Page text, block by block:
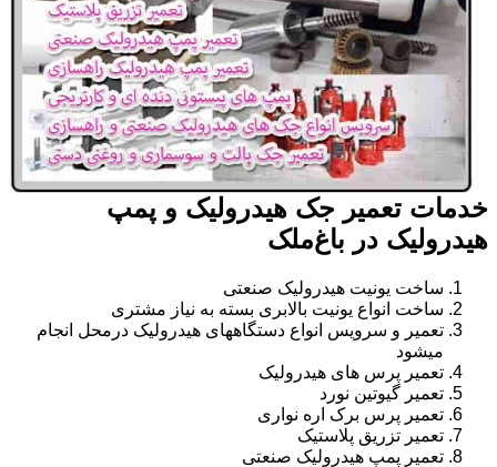
خدمات تعمیر جک هیدرولیک و پمپ
هیدرولیک در باغ‌ملک
ساخت یونیت هیدرولیک صنعتی
ساخت انواع یونیت بالابری بسته به نیاز مشتری
تعمیر و سرویس انواع دستگاههای هیدرولیک درمحل انجام
میشود
تعمیر پرس های هیدرولیک
تعمیر گیوتین نورد
تعمیر پرس برک اره نواری
تعمیر تزریق پلاستیک
تعمیر پمپ هیدرولیک صنعتی